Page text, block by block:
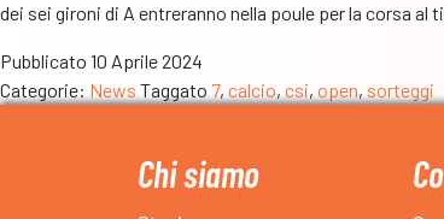
dei sei gironi di A entreranno nella poule per la corsa
Pubblicato 10 Aprile 2024
Categorie: News Taggato 7, calcio, csi, open, sorteggi
Chi siamo